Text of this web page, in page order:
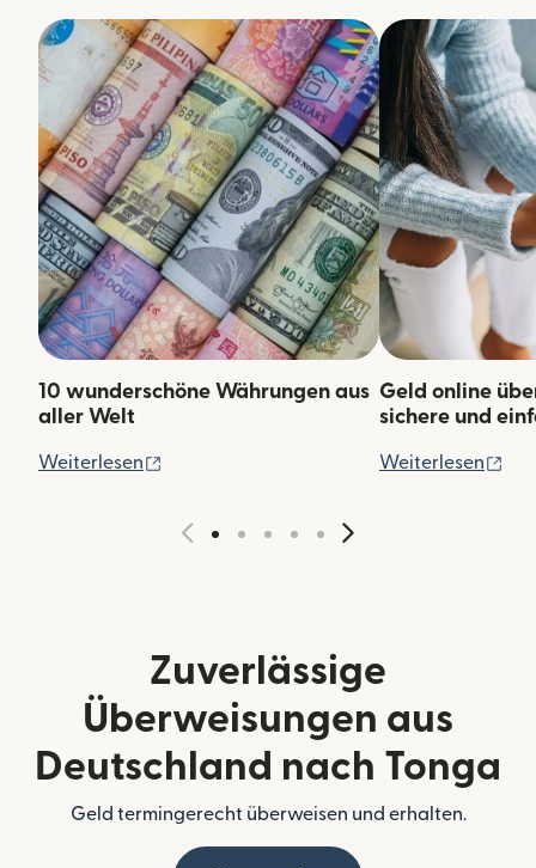
10 wunderschöne Währungen aus
aller Welt
Weiterlesen (wird in einem neuen Fenster geöffnet)
Geld online
sichere und
Weiterlesen
Zuverlässige
Überweisungen aus
Deutschland nach Tonga
Geld termingerecht überweisen und erhalten.